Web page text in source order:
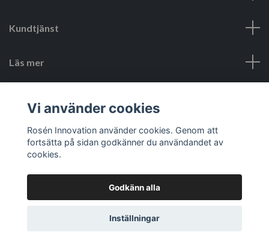
Kundtjänst
Läs mer
© 2026 Rosén Innovation SE
Vi använder cookies
Rosén Innovation använder cookies. Genom att
fortsätta på sidan godkänner du användandet av
cookies.
Godkänn alla
Inställningar